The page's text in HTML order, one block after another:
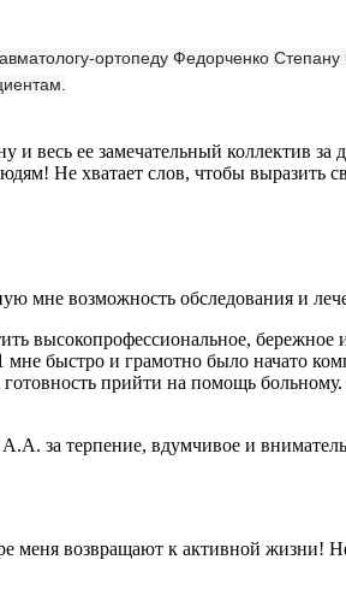
ортопеду Федорченко
и весь ее замечательный коллектив
Не хватает слов, чтобы
мне возможность обследования и
высокопрофессиональное,
быстро и грамотно было начато
готовность прийти на помощь
за терпение, вдумчивое и
меня возвращают к активной жизни!